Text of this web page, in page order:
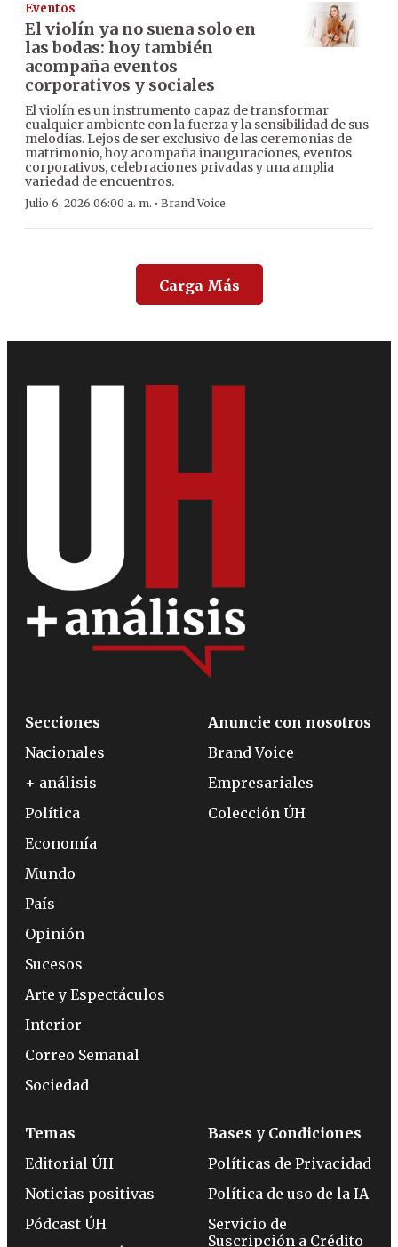
Eventos
El violín ya no suena solo en
las bodas: hoy también
acompaña eventos
corporativos y sociales
El violín es un instrumento capaz de transformar
cualquier ambiente con la fuerza y la sensibilidad de sus
melodías. Lejos de ser exclusivo de las ceremonias de
matrimonio, hoy acompaña inauguraciones, eventos
corporativos, celebraciones privadas y una amplia
variedad de encuentros.
Julio 6, 2026 06:00 a. m. · Brand Voice
Carga Más
Secciones
Nacionales
+ análisis
Política
Economía
Mundo
País
Opinión
Sucesos
Arte y Espectáculos
Interior
Correo Semanal
Sociedad
Anuncie con nosotros
Brand Voice
Empresariales
Colección ÚH
Temas
Editorial ÚH
Noticias positivas
Pódcast ÚH
Bases y Condiciones
Políticas de Privacidad
Política de uso de la IA
Servicio de
Suscripción a Crédito